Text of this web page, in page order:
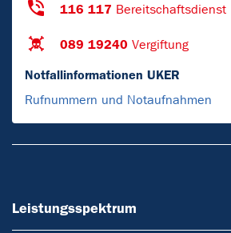
116 117 Bereitschaftsdienst
089 19240 Vergiftung
Notfallinformationen UKER
Rufnummern und Notaufnahmen
Leistungsspektrum